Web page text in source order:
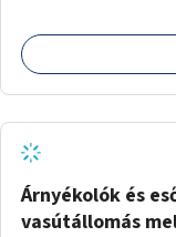
Árnyékolók és
vasútállomás